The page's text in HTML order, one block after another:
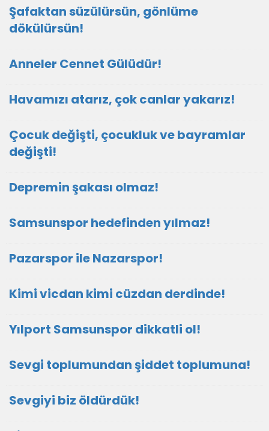
Şafaktan süzülürsün, gönlüme
dökülürsün!
Anneler Cennet Gülüdür!
Havamızı atarız, çok canlar yakarız!
Çocuk değişti, çocukluk ve bayramlar
değişti!
Depremin şakası olmaz!
Samsunspor hedefinden yılmaz!
Pazarspor ile Nazarspor!
Kimi vicdan kimi cüzdan derdinde!
Yılport Samsunspor dikkatli ol!
Sevgi toplumundan şiddet toplumuna!
Sevgiyi biz öldürdük!